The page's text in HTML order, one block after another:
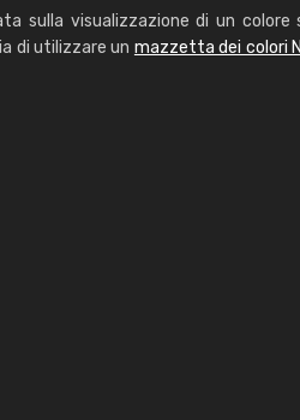
sulla visualizzazione di un
di utilizzare un mazzetta dei colori